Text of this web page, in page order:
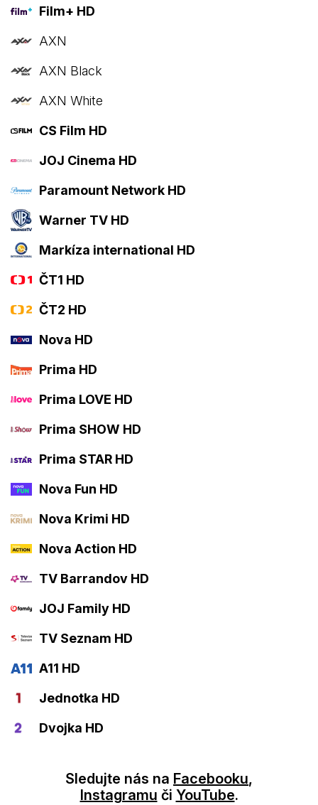
Film+ HD
AXN
AXN Black
AXN White
CS Film HD
JOJ Cinema HD
Paramount Network HD
Warner TV HD
Markíza international HD
ČT1 HD
ČT2 HD
Nova HD
Prima HD
Prima LOVE HD
Prima SHOW HD
Prima STAR HD
Nova Fun HD
Nova Krimi HD
Nova Action HD
TV Barrandov HD
JOJ Family HD
TV Seznam HD
A11 HD
Jednotka HD
Dvojka HD
Sledujte nás na Facebooku,
Instagramu či YouTube.